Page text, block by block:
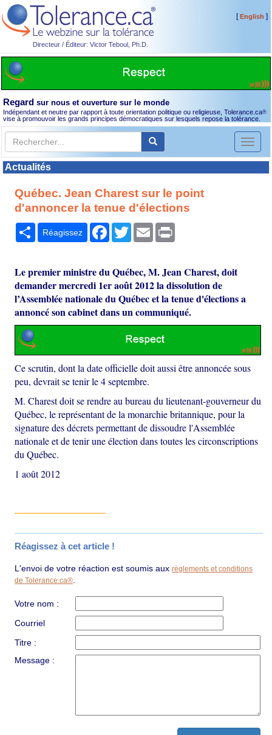
Directeur / Éditeur: Victor Teboul, Ph.D.
[English ]
Regard sur nous et ouverture sur le monde
Indépendant et neutre par rapport à toute orientation politique ou religieuse, Tolerance.ca®
vise à promouvoir les grands principes démocratiques sur lesquels repose la tolérance.
Toggle
Actualités
Québec. Jean Charest sur le point
d'annoncer la tenue d'élections
Partager
Réagissez Facebook
TwitterEmail
Le premier ministre du Québec, M. Jean Charest, doit
demander mercredi 1er août 2012 la dissolution de
l’Assemblée nationale du Québec et la tenue d'élections a
annoncé son cabinet dans un communiqué.
Ce scrutin, dont la date officielle doit aussi être annoncée sous
peu, devrait se tenir le 4 septembre.
M. Charest doit se rendre au bureau du lieutenant-gouverneur du
Québec, le représentant de la monarchie britannique, pour la
signature des décrets permettant de dissoudre l'Assemblée
nationale et de tenir une élection dans toutes les circonscriptions
du Québec.
1 août 2012
Réagissez à cet article !
L'envoi de votre réaction est soumis auxrèglements et conditions
de Tolerance.ca®
Votre nom :
Courriel
Titre :
Message :